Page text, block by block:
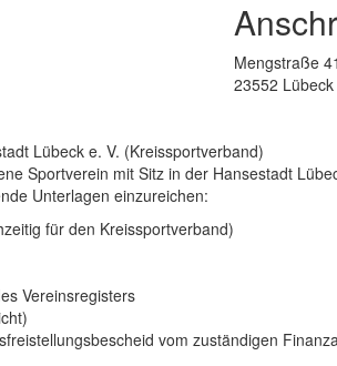
Mengstraße
23552 Lübeck
Lübeck e. V. (Kreissportverband)
Sportverein mit Sitz in der Hansestadt
Unterlagen einzureichen:
für den Kreissportverband)
Vereinsregisters
vom zuständigen